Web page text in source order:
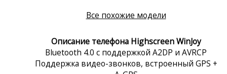
Все похожие модели
Описание телефона Highscreen WinJoy
Bluetooth 4.0 с поддержкой A2DP и AVRCP
Поддержка видео-звонков, встроенный GPS +